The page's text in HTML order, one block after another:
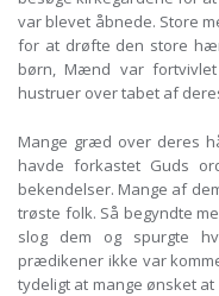
var blevet åbnede. Store
for at drøfte den store
børn, Mænd var
hustruer over tabet af
Mange græd over deres
havde forkastet Guds
bekendelser. Mange af
trøste folk. Så begyndte
slog dem og spurgte
prædikener ikke var
tydeligt at mange ønsket